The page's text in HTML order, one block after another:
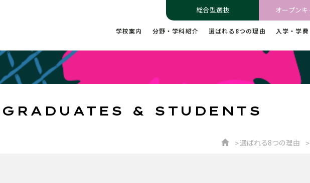
総合型選抜 オープン
学校案内 分野・学科紹介 選ばれる8つの理由 入学・学費
& STUDENTS
選ばれる8つの理由